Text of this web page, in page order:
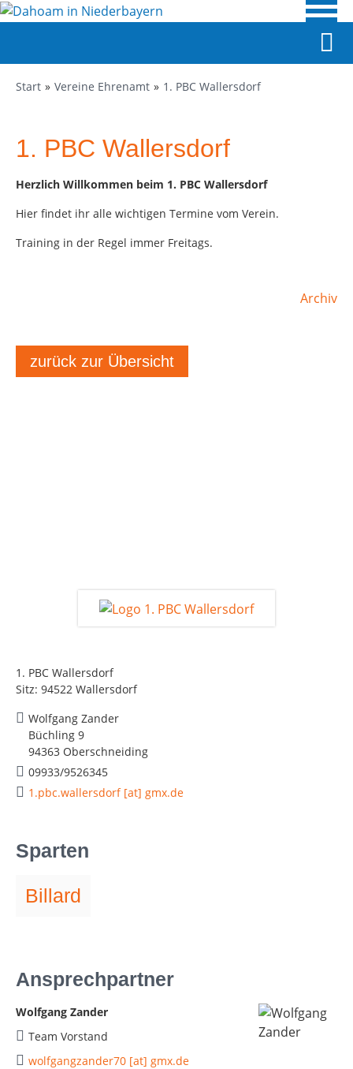
Start Vereine Ehrenamt 1. PBC Wallersdorf
1. PBC Wallersdorf
Sitz: 94522 Wallersdorf
Wolfgang Zander
Büchling 9
94363 Oberschneiding
09933/9526345
1.pbc.wallersdorf [at] gmx.de
Sparten
Billard
1. PBC Wallersdorf
Herzlich Willkommen beim 1. PBC Wallersdorf
Hier findet ihr alle wichtigen Termine vom Verein.
Training in der Regel immer Freitags.
Archiv
zurück zur Übersicht
Ansprechpartner
Wolfgang Zander
Team Vorstand
wolfgangzander70 [at] gmx.de